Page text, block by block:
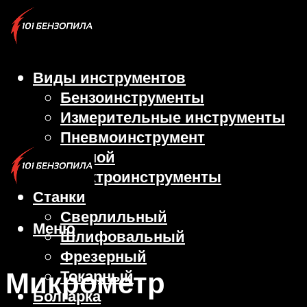
Виды инструментов
Бензоинструменты
Измерительные инструменты
Пневмоинструмент
Ручной
Электроинструменты
Станки
Сверлильный
Шлифовальный
Фрезерный
Токарный
Болгарка
Меню
Микрометр